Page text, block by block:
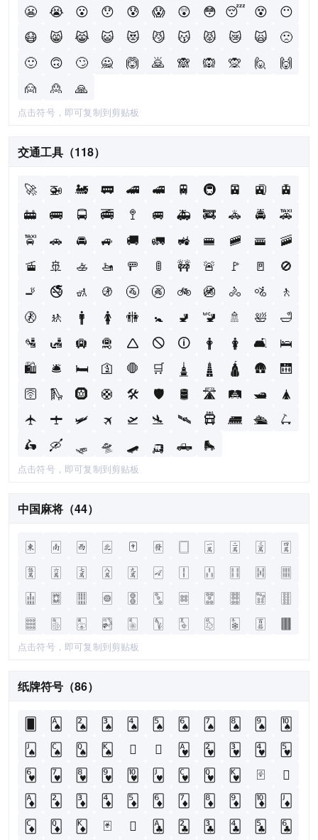
😬
😭 😮 😯 😰 😱 😲 😳 😴 😵
😶
😷
😸 😹 😺 😻 😼 😽 😾 😿 🙀
🙁
🙂
🙃 🙄 🙅 🙆 🙇 🙈 🙉 🙊 🙋
🙌
🙍
🙎 🙏
点击符号，即可复制到剪贴板
交通工具（118）
🚀 🚁 🚂 🚃 🚄 🚅 🚆 🚇 🚈 🚉
🚊
🚋
🚌 🚍 🚎 🚏 🚐 🚑 🚒 🚓 🚔
🚕
🚖
🚗 🚘 🚙 🚚 🚛 🚜 🚝 🚞 🚟
🚠
🚡
🚢 🚣 🚤 🚥 🚦 🚧 🚨 🚩 🚪
🚫
🚬
🚭 🚮 🚯 🚰 🚱 🚲 🚳 🚴 🚵
🚶
🚷
🚸 🚹 🚺 🚻 🚼 🚽 🚾 🚿 🛀
🛁
🛂
🛃 🛄 🛅 🛆 🛇 🛈 🛉 🛊 🛋
🛌
🛍
🛎 🛏 🛐 🛑 🛒 🛓 🛔 🛕 🛖
🛗
🛜
🛝 🛞 🛟 🛠 🛡 🛢 🛣 🛤 🛥
🛦
🛧
🛨 🛩 🛪 🛫 🛬 🛰 🛱 🛲 🛳
🛴
🛵
🛶 🛷 🛸 🛹 🛺 🛻 🛼
点击符号，即可复制到剪贴板
中国麻将（44）
🀀 🀁 🀂 🀃 🀄 🀅 🀆 🀇 🀈 🀉
🀊
🀋
🀌 🀍 🀎 🀏 🀐 🀑 🀒 🀓 🀔
🀕
🀖
🀗 🀘 🀙 🀚 🀛 🀜 🀝 🀞 🀟
🀠
🀡
🀢 🀣 🀤 🀥 🀦 🀧 🀨 🀩 🀪 🀫
点击符号，即可复制到剪贴板
纸牌符号（86）
🂠 🂡 🂢 🂣 🂤 🂥 🂦 🂧 🂨 🂩
🂪
🂫
🂬 🂭 🂮 🂯 🂰 🂱 🂲 🂳 🂴
🂵
🂶
🂷 🂸 🂹 🂺 🂻 🂼 🂽 🂾 🂿
🃀
🃁
🃂 🃃 🃄 🃅 🃆 🃇 🃈 🃉 🃊
🃋
🃌
🃍 🃎 🃏 🃐 🃑 🃒 🃓 🃔 🃕
🃖